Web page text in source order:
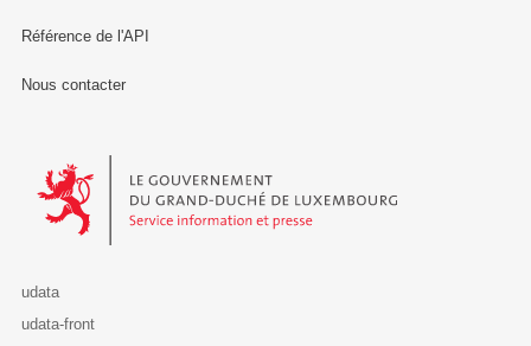
Référence de l'API
Nous contacter
Le Gouvernement du Grand-Duché de Luxembourg - Service
udata
udata-front